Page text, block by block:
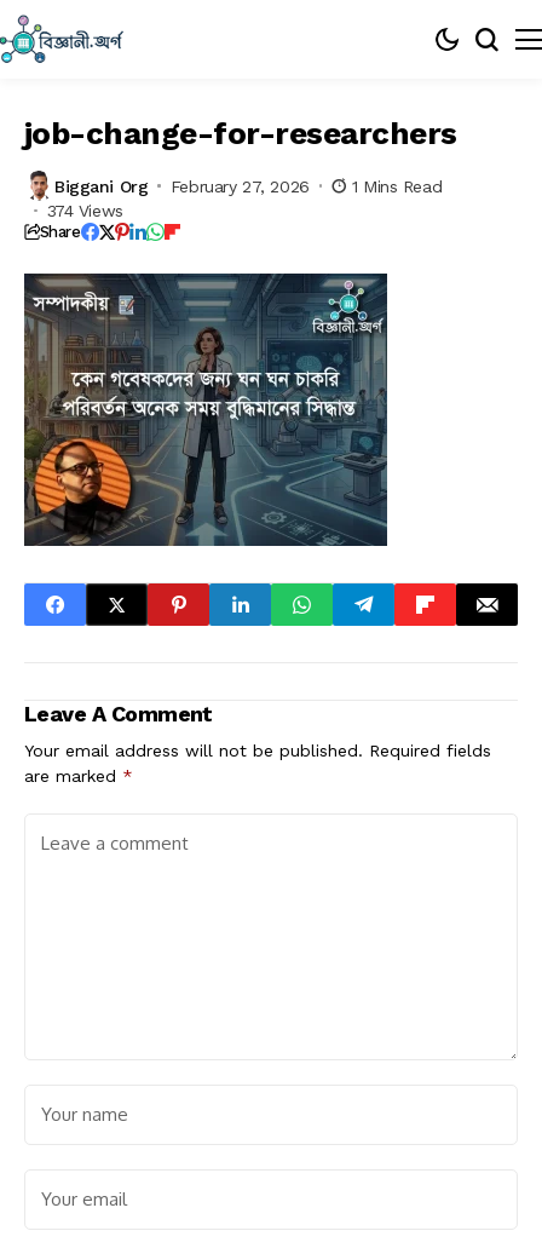
job-change-for-researchers
Biggani Org February 27, 2026
1 Mins Read
374 Views
Share
Leave A Comment
Your email address will not be published. Required fields
are marked *